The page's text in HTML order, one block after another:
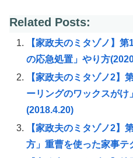
Related Posts:
【家政夫のミタゾノ】
の応急処置」やり方
【家政夫のミタゾノ2】
ーリングのワックスがけ
(2018.4.20)
【家政夫のミタゾノ2】
方」重曹を使った家事テ